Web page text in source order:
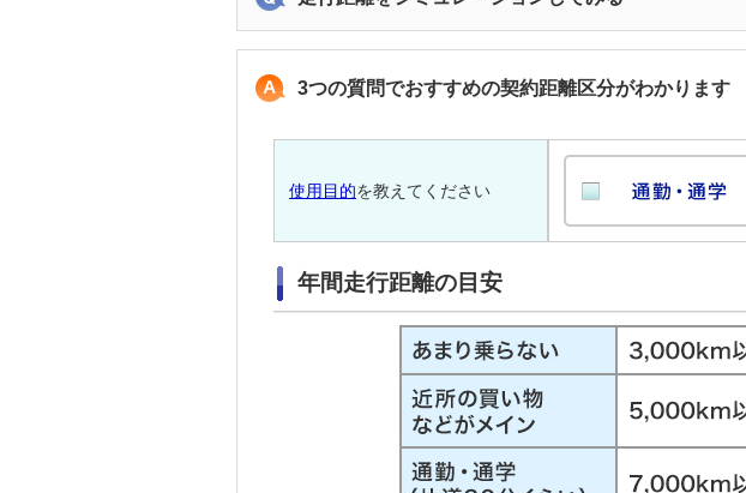
3つの質問でおすすめの契約距離区分がわかります
使用目的を教えてください
年間走行距離の目安